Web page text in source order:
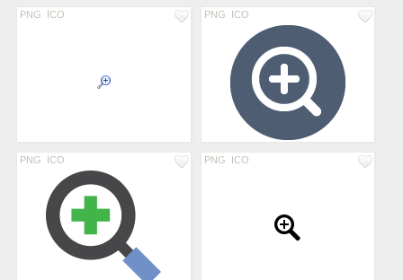
PNG ICO PNG ICO
PNG ICO PNG ICO